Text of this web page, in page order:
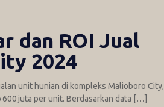
dan ROI Jual
2024
unit hunian di kompleks Malioboro City,
juta per unit. Berdasarkan data […]